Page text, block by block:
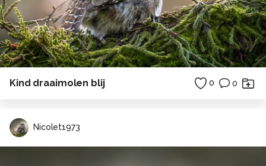
Kind draaimolen blij 0 0
Nicolet1973